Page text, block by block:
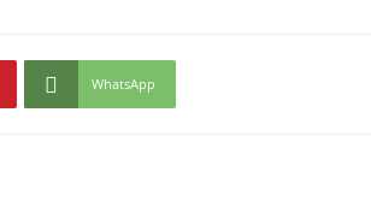
WhatsApp